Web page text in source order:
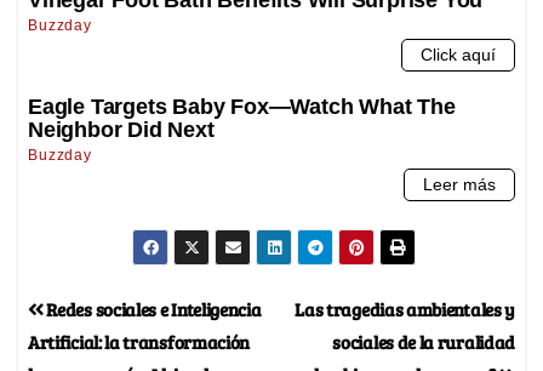
Las tragedias ambientales y
sociales de la ruralidad
Redes sociales e Inteligencia
Artificial: la transformación